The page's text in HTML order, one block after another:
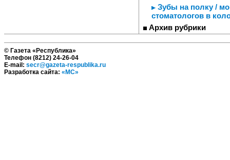
Зубы на полку /
стоматологов в
Архив рубрики
© Газета «Республика»
Телефон (8212) 24-26-04
E-mail: secr@gazeta-respublika.ru
Разработка сайта: «МС»